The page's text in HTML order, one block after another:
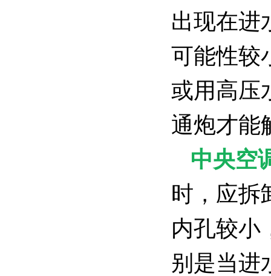
出现在进
可能性较
或用高压
通炮才能
中央空
时，应拆
内孔较小
别是当进